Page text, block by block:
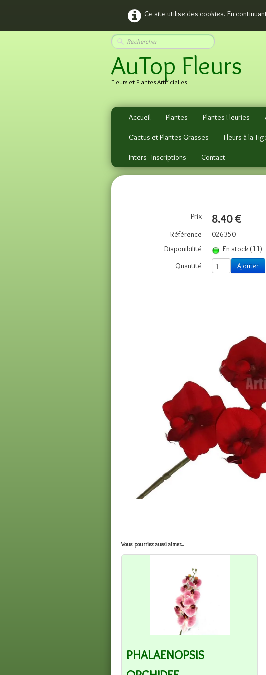
Ce site utilise des cookies. En
AuTop Fleurs
Fleurs et Plantes Artificielles
Accueil Plantes Plantes Fleuries
Cactus et Plantes Grasses Fleurs à la
Inters - Inscriptions Contact
Prix 8.40 €
Référence
026350
Disponibilité
En stock (11)
Quantité
Ajouter
Vous pourriez aussi aimer...
PHALAENOPSIS